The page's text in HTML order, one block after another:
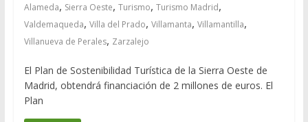
Alameda, Sierra Oeste, Turismo, Turismo Madrid,
Valdemaqueda, Villa del Prado, Villamanta, Villamantilla,
Villanueva de Perales, Zarzalejo
El Plan de Sostenibilidad Turística de la Sierra Oeste de
Madrid, obtendrá financiación de 2 millones de euros. El
Plan